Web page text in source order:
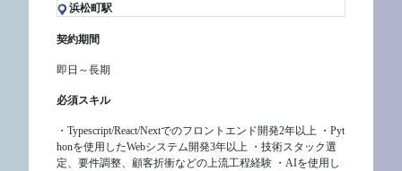
浜松町駅
契約期間
即日～長期
必須スキル
・Typescript/React/Nextでのフロントエンド開発2年以上 ・Pyt
honを使用したWebシステム開発3年以上 ・技術スタック選
定、要件調整、顧客折衝などの上流工程経験 ・AIを使用し